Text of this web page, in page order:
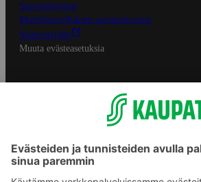
Saavutettavuus
Mobiilisovelluksen saavutettavuus
Mainostajalle
Muuta evästeasetuksia
S-ryhmän palvelut
Asiakasomistajuus